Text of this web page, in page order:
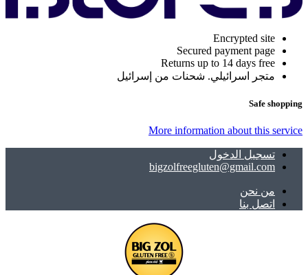
Encrypted site
Secured payment page
Returns up to 14 days free
متجر اسرائيلي. شحنات من إسرائيل
Safe shopping
More information about this service
تسجيل الدخول
bigzolfreegluten@gmail.com
ﻣﻦ ﻧﺤﻦ
اتصل بنا